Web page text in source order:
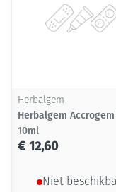
Herbalgem
Herbalgem
10ml
€ 12,60
Niet